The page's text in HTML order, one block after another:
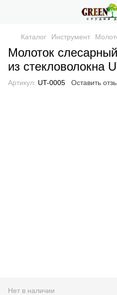
Каталог Инструмент
Молоток
из стекловолокна
Артикул: UT-0005 Оставить
Нет в наличии